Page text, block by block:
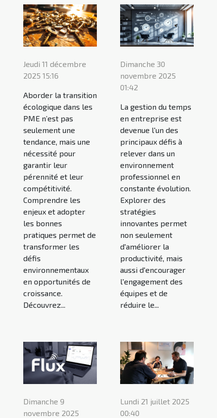
Jeudi 11 décembre
2025 15:16
Aborder la transition
écologique dans les
PME n’est pas
seulement une
tendance, mais une
nécessité pour
garantir leur
pérennité et leur
compétitivité.
Comprendre les
enjeux et adopter
les bonnes
pratiques permet de
transformer les
défis
environnementaux
en opportunités de
croissance.
Découvrez...
Dimanche 30
novembre 2025
01:42
La gestion du temps
en entreprise est
devenue l'un des
principaux défis à
relever dans un
environnement
professionnel en
constante évolution.
Explorer des
stratégies
innovantes permet
non seulement
d'améliorer la
productivité, mais
aussi d'encourager
l'engagement des
équipes et de
réduire le...
Dimanche 9
novembre 2025
Lundi 21 juillet 2025
00:40